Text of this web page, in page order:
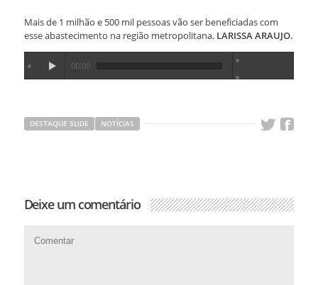
Mais de 1 milhão e 500 mil pessoas vão ser beneficiadas com
esse abastecimento na região metropolitana. LARISSA ARAUJO.
00:00
DESTAQUE SLIDE NOTÍCIAS
Deixe um comentário